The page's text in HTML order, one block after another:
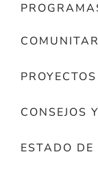
PROYECTOS
CONSEJOS
ESTADO